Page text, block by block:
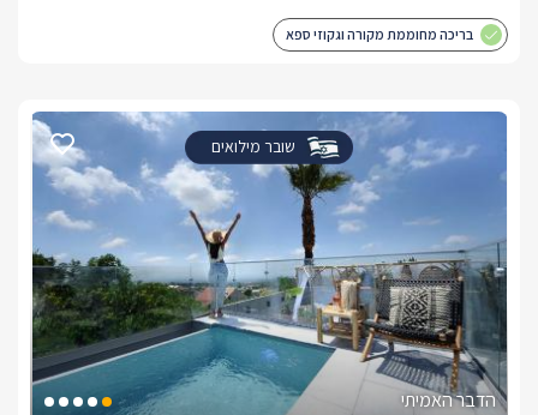
בריכה מחוממת מקורה וגקוזי ספא
שובר מילואים
הדבר האמיתי